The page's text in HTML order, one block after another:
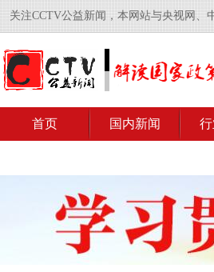
关注CCTV公益新闻，本网站与央视网、
首页 国内新闻